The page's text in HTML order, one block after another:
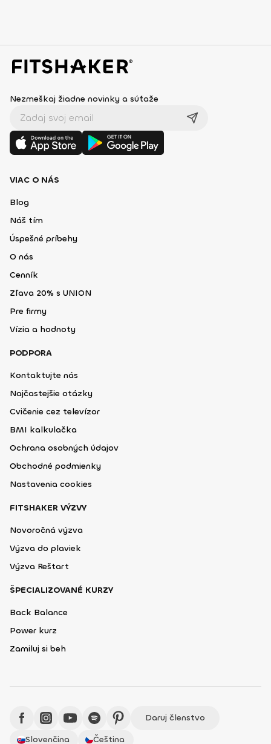
Nezmeškaj žiadne novinky a súťaže
VIAC O NÁS
Blog
Náš tím
Úspešné príbehy
O nás
Cenník
Zľava 20% s UNION
Pre firmy
Vízia a hodnoty
PODPORA
Kontaktujte nás
Najčastejšie otázky
Cvičenie cez televízor
BMI kalkulačka
Ochrana osobných údajov
Obchodné podmienky
Nastavenia cookies
FITSHAKER VÝZVY
Novoročná výzva
Výzva do plaviek
Výzva Reštart
ŠPECIALIZOVANÉ KURZY
Back Balance
Power kurz
Zamiluj si beh
Daruj členstvo
Slovenčina
Čeština